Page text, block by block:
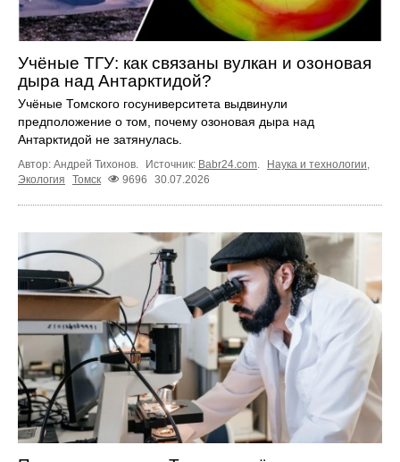
Учёные ТГУ: как связаны вулкан и озоновая
дыра над Антарктидой?
Учёные Томского госуниверситета выдвинули
предположение о том, почему озоновая дыра над
Антарктидой не затянулась.
Автор: Андрей Тихонов. Источник: Babr24.com Наука и технологии
Экология
Томск 9696 30.07.2026